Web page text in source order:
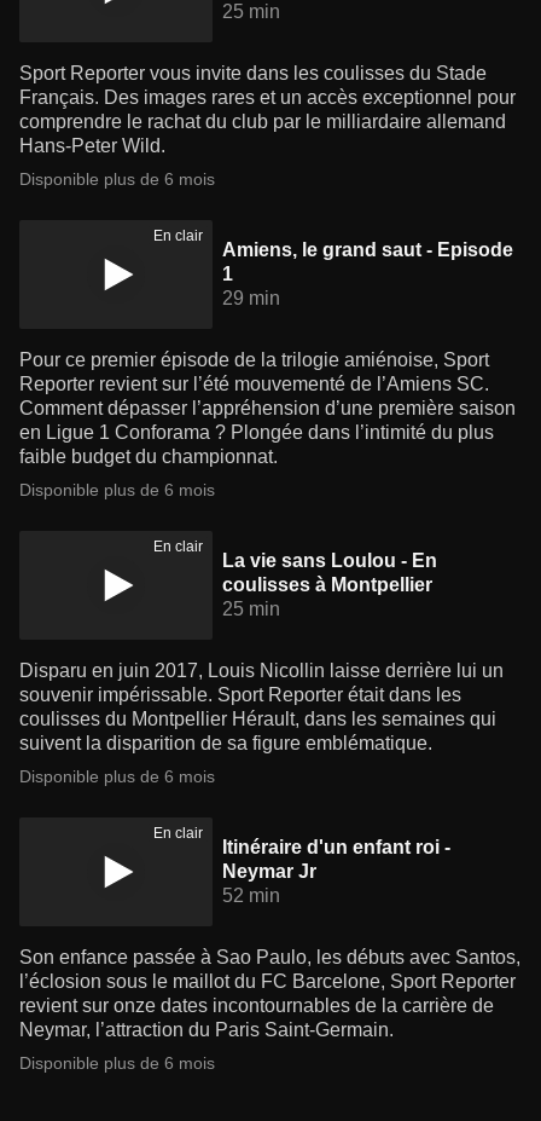
25 min
Sport Reporter vous invite dans les coulisses du Stade
Français. Des images rares et un accès exceptionnel pour
comprendre le rachat du club par le milliardaire allemand
Hans-Peter Wild.
Disponible plus de 6 mois
En clair
Amiens, le grand saut - Episode
1
29 min
Pour ce premier épisode de la trilogie amiénoise, Sport
Reporter revient sur l’été mouvementé de l’Amiens SC.
Comment dépasser l’appréhension d’une première saison
en Ligue 1 Conforama ? Plongée dans l’intimité du plus
faible budget du championnat.
Disponible plus de 6 mois
En clair
La vie sans Loulou - En
coulisses à Montpellier
25 min
Disparu en juin 2017, Louis Nicollin laisse derrière lui un
souvenir impérissable. Sport Reporter était dans les
coulisses du Montpellier Hérault, dans les semaines qui
suivent la disparition de sa figure emblématique.
Disponible plus de 6 mois
En clair
Itinéraire d'un enfant roi -
Neymar Jr
52 min
Son enfance passée à Sao Paulo, les débuts avec Santos,
l’éclosion sous le maillot du FC Barcelone, Sport Reporter
revient sur onze dates incontournables de la carrière de
Neymar, l’attraction du Paris Saint-Germain.
Disponible plus de 6 mois